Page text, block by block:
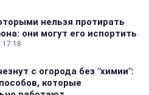
нельзя протирать
они могут его испортить
17:18
с огорода без "химии":
которые